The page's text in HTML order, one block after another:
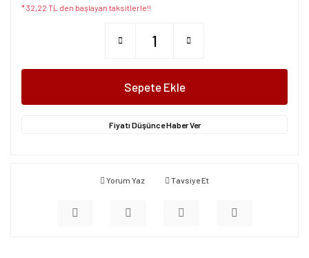
* 32,22 TL den başlayan taksitlerle!!
Sepete Ekle
Fiyatı Düşünce Haber Ver
Yorum Yaz Tavsiye Et